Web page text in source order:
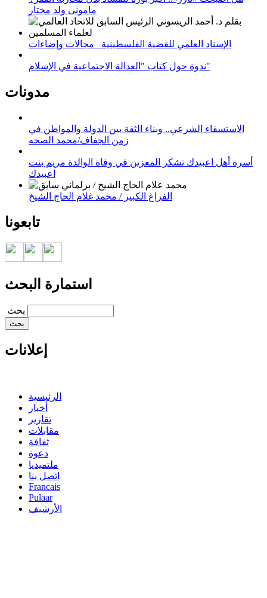
مامونى ولد مختار
الإسناد العلمي للقضية الفلسطينية_ مجالات وإضاءات
ندوة حول كتاب "العدالة الاجتماعية في الإسلام"
مدونات
الاستسقاء الشرعي.. وبناء الثقة بين الدولة والمواطن في
زمن الجفاف/محمد الصحه
أسرة أهل اعبيدك تشكر المعزين في وفاة الوالدة مريم بنت
اعبيدك
الفراغ الكبير / محمد غلام الحاج الشيخ
تابعونا
استمارة البحث
‏بحث ‏
إعلانات
الرئيسية
أخبار
تقارير
مقابلات
ثقافة
دعوة
ملتميديا
اتصل بنا
Francais
Pulaar
الأرشيف